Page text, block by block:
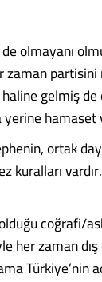
olmayanı
zaman
gelmiş de
yerine
ortak
coğrafi/
her zaman
Türkiye’nin